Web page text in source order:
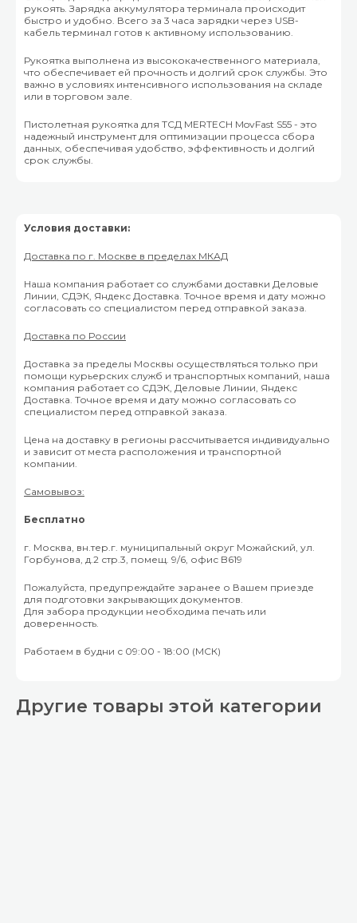
рукоять. Зарядка аккумулятора терминала происходит
быстро и удобно. Всего за 3 часа зарядки через USB-
кабель терминал готов к активному использованию.
Рукоятка выполнена из высококачественного материала,
что обеспечивает ей прочность и долгий срок службы. Это
важно в условиях интенсивного использования на складе
или в торговом зале.
Пистолетная рукоятка для ТСД MERTECH MovFast S55 - это
надежный инструмент для оптимизации процесса сбора
данных, обеспечивая удобство, эффективность и долгий
срок службы.
Условия доставки:
Доставка по г. Москве в пределах МКАД
Наша компания работает со службами доставки Деловые
Линии, СДЭК, Яндекс Доставка. Точное время и дату можно
согласовать со специалистом перед отправкой заказа.
Доставка по России
Доставка за пределы Москвы осуществляться только при
помощи курьерских служб и транспортных компаний, наша
компания работает со СДЭК, Деловые Линии, Яндекс
Доставка. Точное время и дату можно согласовать со
специалистом перед отправкой заказа.
Цена на доставку в регионы рассчитывается индивидуально
и зависит от места расположения и транспортной
компании.
Самовывоз:
Бесплатно
г. Москва, вн.тер.г. муниципальный округ Можайский, ул.
Горбунова, д.2 стр.3, помещ. 9/6, офис B619
Пожалуйста, предупреждайте заранее о Вашем приезде
для подготовки закрывающих документов.
Для забора продукции необходима печать или
доверенность.
Работаем в будни с 09:00 - 18:00 (МСК)
Другие товары этой категории